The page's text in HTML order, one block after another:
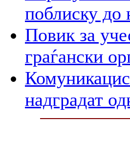
поблиску до
Повик за
граѓански
надградат